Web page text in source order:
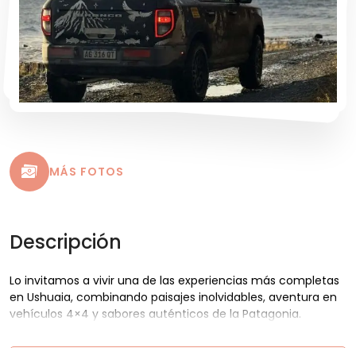
MÁS FOTOS
Descripción
Lo invitamos a vivir una de las experiencias más completas
en Ushuaia, combinando paisajes inolvidables, aventura en
vehículos 4×4 y sabores auténticos de la Patagonia.